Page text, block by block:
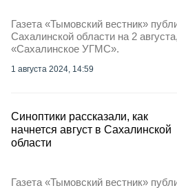
Газета «Тымовский вестник»
Сахалинской области на 2
«Сахалинское УГМС».
1 августа 2024, 14:59
Синоптики рассказали, как
начнется август в Сахалинской
области
Газета «Тымовский вестник»